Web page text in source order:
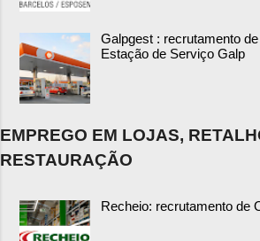
Galpgest : recrutamento
Estação de Serviço Galp
EMPREGO EM LOJAS,
RESTAURAÇÃO
Recheio: recrutamento de